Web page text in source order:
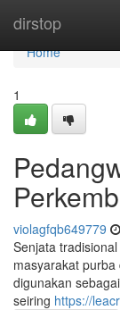
dirstop
Home
Home
1
violagfqb649779
Senjata
masyarakat
digunakan
seiring https://